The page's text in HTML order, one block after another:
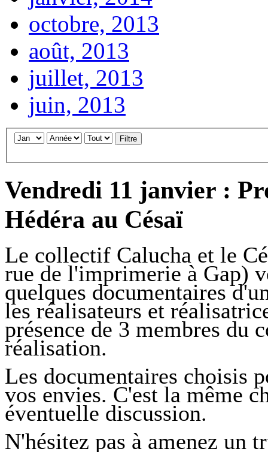
octobre, 2013
août, 2013
juillet, 2013
juin, 2013
Filtre
Vendredi 11 janvier :
Hédéra au Césaï
Le collectif Calucha et le
rue de l'imprimerie à Gap)
quelques documentaires
les réalisateurs et
présence de 3 membres du
réalisation.
Les documentaires choisis
vos envies. C'est la même
éventuelle discussion.
N'hésitez pas à amenez un